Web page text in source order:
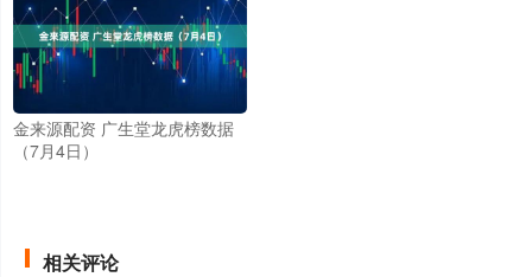
金来源配资 广生堂龙虎榜数据
（7月4日）
相关评论